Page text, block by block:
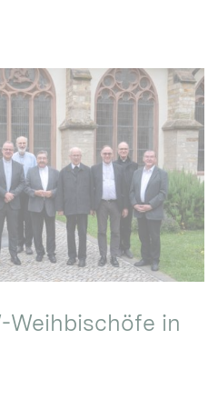
Weihbischöfe in